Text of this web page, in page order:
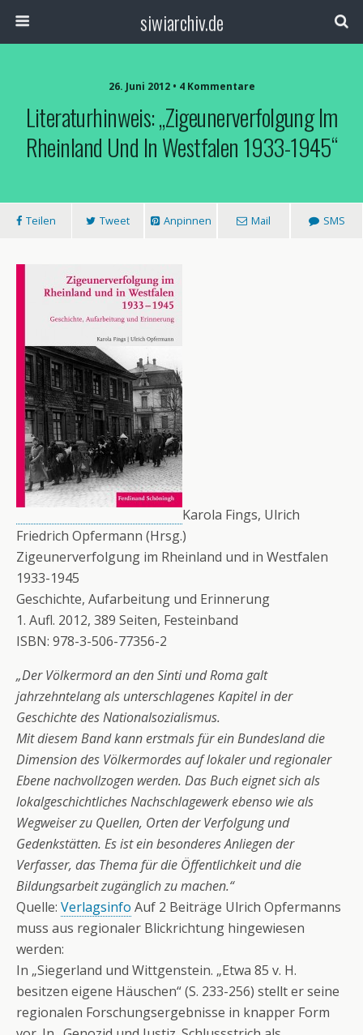
siwiarchiv.de
26. Juni 2012 • 4 Kommentare
Literaturhinweis: „Zigeunerverfolgung Im
Rheinland Und In Westfalen 1933-1945“
Teilen Tweet Anpinnen Mail SMS
Karola Fings, Ulrich
Friedrich Opfermann (Hrsg.)
Zigeunerverfolgung im Rheinland und in Westfalen
1933-1945
Geschichte, Aufarbeitung und Erinnerung
1. Aufl. 2012, 389 Seiten, Festeinband
ISBN: 978-3-506-77356-2
„Der Völkermord an den Sinti und Roma galt
jahrzehntelang als unterschlagenes Kapitel in der
Geschichte des Nationalsozialismus.
Mit diesem Band kann erstmals für ein Bundesland die
Dimension des Völkermordes auf lokaler und regionaler
Ebene nachvollzogen werden. Das Buch eignet sich als
lokalgeschichtliches Nachschlagewerk ebenso wie als
Wegweiser zu Quellen, Orten der Verfolgung und
Gedenkstätten. Es ist ein besonderes Anliegen der
Verfasser, das Thema für die Öffentlichkeit und die
Bildungsarbeit zugänglich zu machen.“
Quelle: Verlagsinfo Auf 2 Beiträge Ulrich Opfermanns
muss aus regionaler Blickrichtung hingewiesen
werden:
In „Siegerland und Wittgenstein. „Etwa 85 v. H.
besitzen eigene Häuschen“ (S. 233-256) stellt er seine
regionalen Forschungsergebnisse in knapper Form